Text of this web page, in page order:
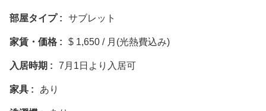
部屋タイプ サブレット
家賃・価格 $ 1,650 / 月(光熱費込み)
入居時期 7月1日より入居可
家具 あり